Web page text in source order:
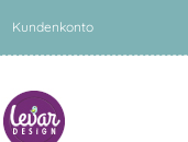
Kundenkonto